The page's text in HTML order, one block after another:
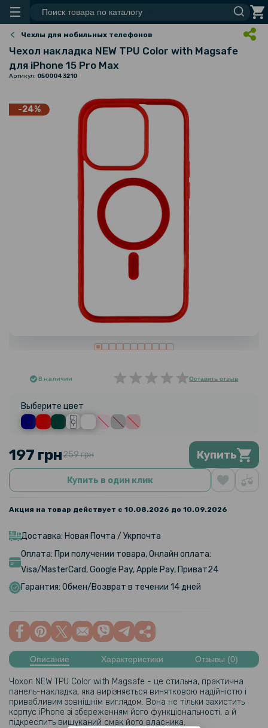
Чехлы для мобильных телефонов
Чехол накладка NEW TPU Color with Magsafe
для iPhone 15 Pro Max
Артикул: 0500043210
-24%
В наличии Оставить отзыв
Выберите цвет
197 грн259 грн Купить
Купить в один клик
Акция на товар действует с 10.08.2026 до 10.09.2026
Доставка: Новая Почта / Укрпочта
Оплата: При получении товара, Онлайн оплата:
Visa/MasterCard, Google Pay, Apple Pay, Приват24
Гарантия: Обмен/Возврат в течении 14 дней
Описание Характеристики Отзывы (0)
Чохол NEW TPU Color with Magsafe - це стильна, практична
панель-накладка, яка вирізняється винятковою надійністю і
привабливим зовнішнім виглядом. Вона не тільки захистить
корпус iPhone зі збереженням його функціональності, а й
підкреслить вишуканий смак його власника.